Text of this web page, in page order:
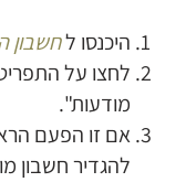
היכנסו לחשבון
לחצו על
מודעות".
אם זו הפעם
להגדיר חשבון